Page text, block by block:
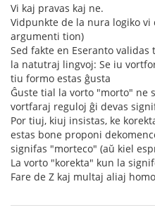
Vi kaj pravas kaj ne.
Vidpunkte de la nura logiko vi
argumenti tion)
Sed fakte en Eseranto
la natutraj lingvoj: Se iu
tiu formo estas ĝusta
Ĝuste tial la vorto "morto" ne
vortfaraj reguloj ĝi devas
Por tiuj, kiuj insistas, ke
estas bone proponi
signifas "morteco" (aŭ kiel
La vorto "korekta" kun la
Fare de Z kaj multaj aliaj